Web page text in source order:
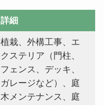
詳細
植栽、外構工事、エ
クステリア（門柱、
フェンス、デッキ、
ガレージなど）、庭
木メンテナンス、庭